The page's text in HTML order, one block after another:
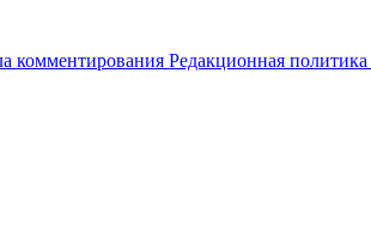
комментирования Редакционная политика